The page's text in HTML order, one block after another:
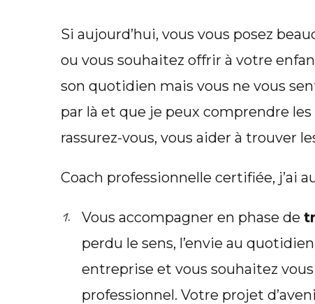
Si aujourd’hui, vous vous posez
ou vous souhaitez offrir à votre
son quotidien mais vous ne vous
par là et que je peux comprendre
rassurez-vous, vous aider à trouver
Coach professionnelle certifiée, j’ai
Vous accompagner en phase de
perdu le sens, l’envie au
entreprise et vous souhaitez
professionnel. Votre projet